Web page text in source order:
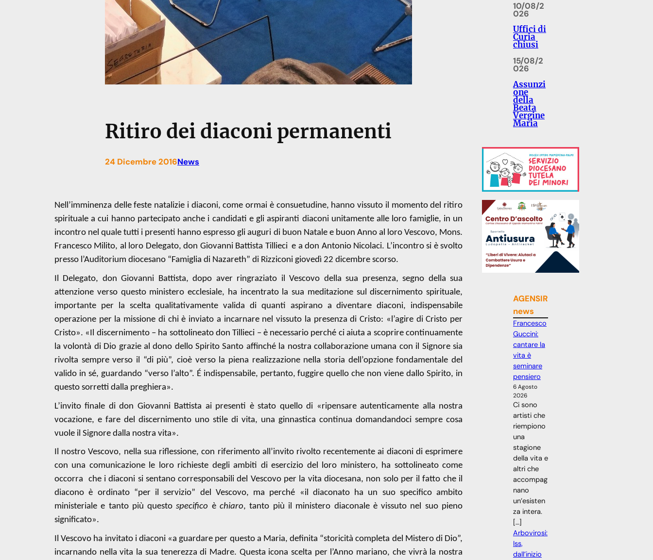
Ritiro dei diaconi permanenti
24 Dicembre 2016News
Nell’imminenza delle feste natalizie i diaconi, come ormai è consuetudine, hanno vissuto il momento del ritiro
spirituale a cui hanno partecipato anche i candidati e gli aspiranti diaconi unitamente alle loro famiglie, in un
incontro nel quale tutti i presenti hanno espresso gli auguri di buon Natale e buon Anno al loro Vescovo, Mons.
Francesco Milito, al loro Delegato, don Giovanni Battista Tillieci e a don Antonio Nicolaci. L’incontro si è svolto
presso l’Auditorium diocesano “Famiglia di Nazareth” di Rizziconi giovedì 22 dicembre scorso.
Il Delegato, don Giovanni Battista, dopo aver ringraziato il Vescovo della sua presenza, segno della sua
attenzione verso questo ministero ecclesiale, ha incentrato la sua meditazione sul discernimento spirituale,
importante per la scelta qualitativamente valida di quanti aspirano a diventare diaconi, indispensabile
operazione per la missione di chi è inviato a incarnare nel vissuto la presenza di Cristo: «l’agire di Cristo per
Cristo». «Il discernimento – ha sottolineato don Tillieci – è necessario perché ci aiuta a scoprire continuamente
la volontà di Dio grazie al dono dello Spirito Santo affinché la nostra collaborazione umana con il Signore sia
rivolta sempre verso il “di più”, cioè verso la piena realizzazione nella storia dell’opzione fondamentale del
valido in sé, guardando “verso l’alto”. É indispensabile, pertanto, fuggire quello che non viene dallo Spirito, in
questo sorretti dalla preghiera».
L’invito finale di don Giovanni Battista ai presenti è stato quello di «ripensare autenticamente alla nostra
vocazione, e fare del discernimento uno stile di vita, una ginnastica continua domandandoci sempre cosa
vuole il Signore dalla nostra vita».
Il nostro Vescovo, nella sua riflessione, con riferimento all’invito rivolto recentemente ai diaconi di esprimere
con una comunicazione le loro richieste degli ambiti di esercizio del loro ministero, ha sottolineato come
occorra
che i diaconi si sentano corresponsabili del Vescovo per la vita diocesana, non solo per il fatto che il
diacono è ordinato “per il servizio” del Vescovo, ma perché «il diaconato ha un suo specifico ambito
ministeriale e tanto più questospecifico èchiaro, tanto più il ministero diaconale è vissuto nel suo pieno
significato».
Il Vescovo ha invitato i diaconi «a guardare per questo a Maria, definita “storicità completa del Mistero di Dio”,
incarnando nella vita la sua tenerezza di Madre. Questa icona scelta per l’Anno mariano, che vivrà la nostra
10/08/2
026
Uffici di
Curia
chiusi
15/08/2
026
Assunzi
one
della
Beata
Vergine
Maria
AGENSIR
news
Francesco
Guccini:
cantare la
vita è
seminare
pensiero
6 Agosto
2026
Ci sono
artisti che
riempiono
una
stagione
della vita e
altri che
accompag
nano
un’esisten
za intera.
[…]
Arbovirosi:
Iss,
dall’inizio